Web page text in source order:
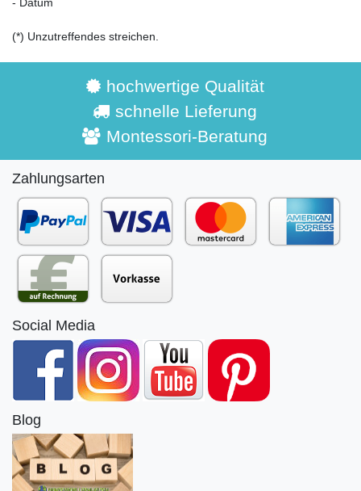
(*) Unzutreffendes streichen.
hochwertige Qualität
schnelle Lieferung
Montessori-Beratung
Zahlungsarten
Social Media
Blog